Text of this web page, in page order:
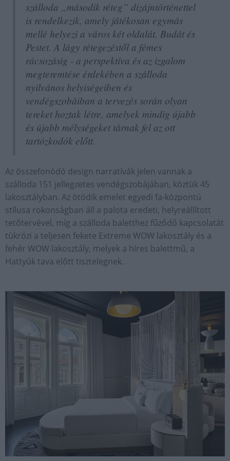
szálloda „második réteg” dizájntörténettel
is rendelkezik, amely játékosan egymás
mellé helyezi a város két oldalát, Budát és
Pestet. A lágy rétegezéstől a fémes
rácsozásig - a perspektíva és az izgalom
megteremtése érdekében a szálloda
nyilvános helyiségeiben és
vendégszobáiban a tervezés során olyan
tereket hoztak létre, amelyek mindig újabb
és újabb mélységeket tárnak fel az ott
tartózkodók előtt.
Az összefonódó design narratívák jelen vannak a
szálloda 151 jellegzetes vendégszobájában, köztük 45
lakosztályban. Az ötödik emelet egyedi fa-központú
stílusa rokonságban áll a palota eredeti, helyreállított
tetőtervével, míg a szálloda baletthez fűződő kapcsolatát
tükrözi a teljesen fekete Extreme WOW lakosztály és a
fehér WOW lakosztály, melyek a híres balettmű, a
Hattyúk tava előtt tisztelegnek.